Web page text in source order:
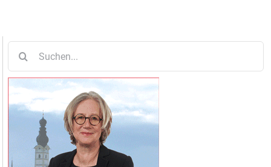
nach: